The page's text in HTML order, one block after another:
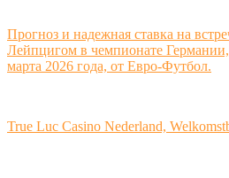
Прогноз и надежная ставка на
Лейпцигом в чемпионате
марта 2026 года, от Евро-Футбол.
True Luc Casino Nederland,